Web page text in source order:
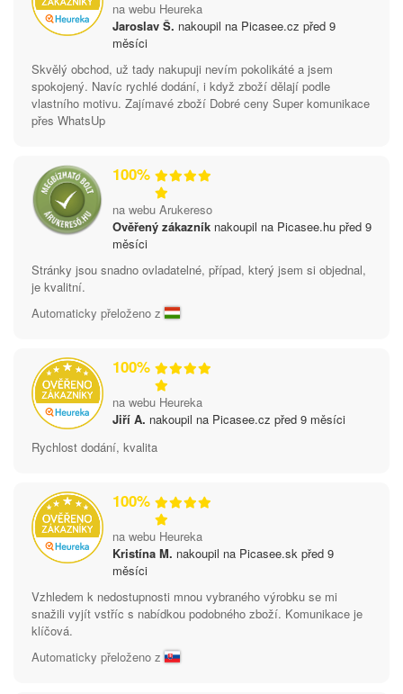
na webu Heureka
Jaroslav Š. nakoupil na Picasee.cz před 9
měsíci
Skvělý obchod, už tady nakupuji nevím pokolikáté a jsem
spokojený. Navíc rychlé dodání, i když zboží dělají podle
vlastního motivu. Zajímavé zboží Dobré ceny Super komunikace
přes WhatsUp
100%
na webu Arukereso
Ověřený zákazník nakoupil na Picasee.hu před 9
měsíci
Stránky jsou snadno ovladatelné, případ, který jsem si objednal,
je kvalitní.
Automaticky přeloženo z
100%
na webu Heureka
Jiří A. nakoupil na Picasee.cz před 9 měsíci
Rychlost dodání, kvalita
100%
na webu Heureka
Kristína M. nakoupil na Picasee.sk před 9
měsíci
Vzhledem k nedostupnosti mnou vybraného výrobku se mi
snažili vyjít vstříc s nabídkou podobného zboží. Komunikace je
klíčová.
Automaticky přeloženo z